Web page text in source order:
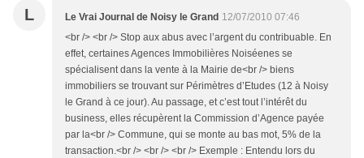
L Le Vrai Journal de Noisy le Grand 12/07/2010 07:46
<br /> <br /> Stop aux abus avec l’argent du contribuable. En
effet, certaines Agences Immobilières Noiséenes se
spécialisent dans la vente à la Mairie de<br /> biens
immobiliers se trouvant sur Périmètres d’Etudes (12 à Noisy
le Grand à ce jour). Au passage, et c’est tout l’intérêt du
business, elles récupèrent la Commission d’Agence payée
par la<br /> Commune, qui se monte au bas mot, 5% de la
transaction.<br /> <br /> <br /> Exemple : Entendu lors du